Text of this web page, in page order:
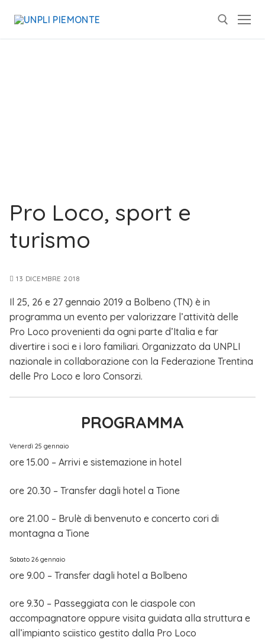
Pro Loco, sport e
turismo
13 DICEMBRE 2018
Il 25, 26 e 27 gennaio 2019 a Bolbeno (TN) è in
programma un evento per valorizzare l’attività delle
Pro Loco provenienti da ogni parte d’Italia e far
divertire i soci e i loro familiari. Organizzato da UNPLI
nazionale in collaborazione con la Federazione Trentina
delle Pro Loco e loro Consorzi.
PROGRAMMA
Venerdì 25 gennaio
ore 15.00 – Arrivi e sistemazione in hotel
ore 20.30 – Transfer dagli hotel a Tione
ore 21.00 – Brulè di benvenuto e concerto cori di
montagna a Tione
Sabato 26 gennaio
ore 9.00 – Transfer dagli hotel a Bolbeno
ore 9.30 – Passeggiata con le ciaspole con
accompagnatore oppure visita guidata alla struttura e
all’impianto sciistico gestito dalla Pro Loco